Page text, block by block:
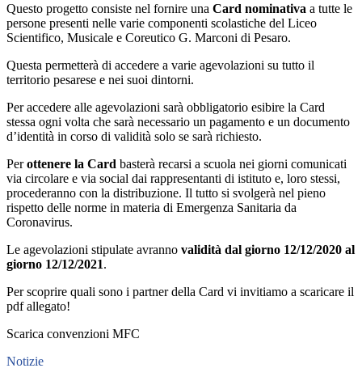
Questo progetto consiste nel fornire una Card nominativa a tutte le
persone presenti nelle varie componenti scolastiche del Liceo
Scientifico, Musicale e Coreutico G. Marconi di Pesaro.
Questa permetterà di accedere a varie agevolazioni su tutto il
territorio pesarese e nei suoi dintorni.
Per accedere alle agevolazioni sarà obbligatorio esibire la Card
stessa ogni volta che sarà necessario un pagamento e un documento
d’identità in corso di validità solo se sarà richiesto.
Perottenere la Card basterà recarsi a scuola nei giorni comunicati
via circolare e via social dai rappresentanti di istituto e, loro stessi,
procederanno con la distribuzione. Il tutto si svolgerà nel pieno
rispetto delle norme in materia di Emergenza Sanitaria da
Coronavirus.
Le agevolazioni stipulate avranno validità dal giorno 12/12/2020 al
giorno 12/12/2021.
Per scoprire quali sono i partner della Card vi invitiamo a scaricare il
pdf allegato!
Scarica convenzioni MFC
Notizie